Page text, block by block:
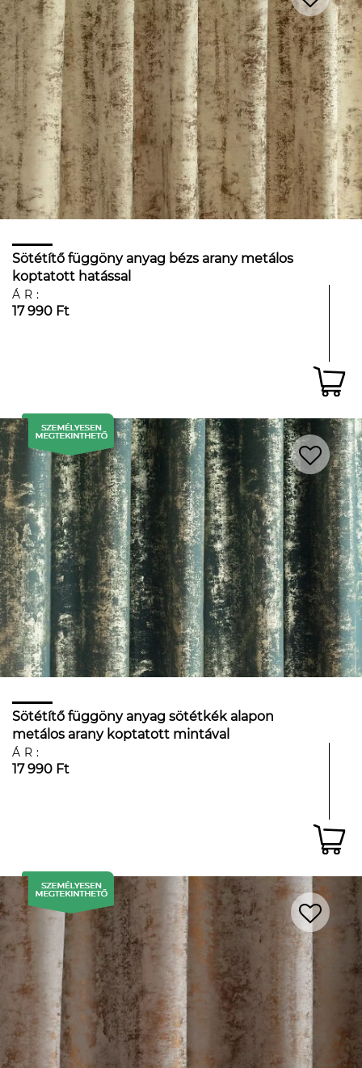
Sötétítő függöny anyag bézs arany metálos
koptatott hatással
ÁR:
17 990 Ft
Sötétítő függöny anyag sötétkék alapon
metálos arany koptatott mintával
ÁR:
17 990 Ft